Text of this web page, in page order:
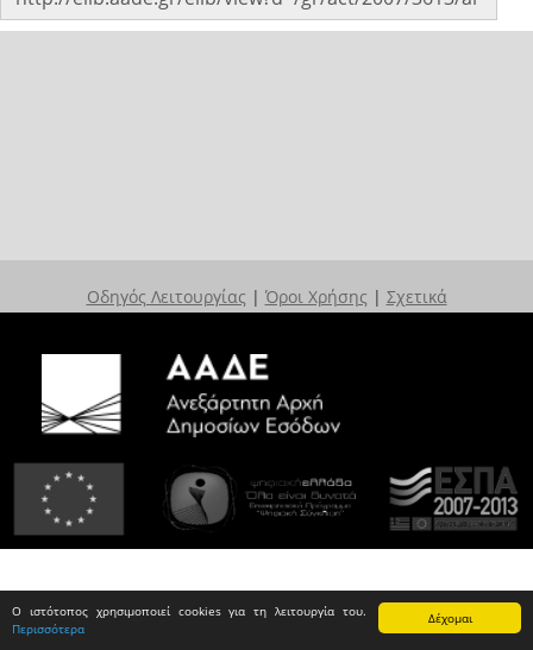
Δέχομαι
Ο ιστότοπος χρησιμοποιεί cookies για τη λειτουργία του.
Περισσότερα
Οδηγός Λειτουργίας | Όροι Χρήσης | Σχετικά